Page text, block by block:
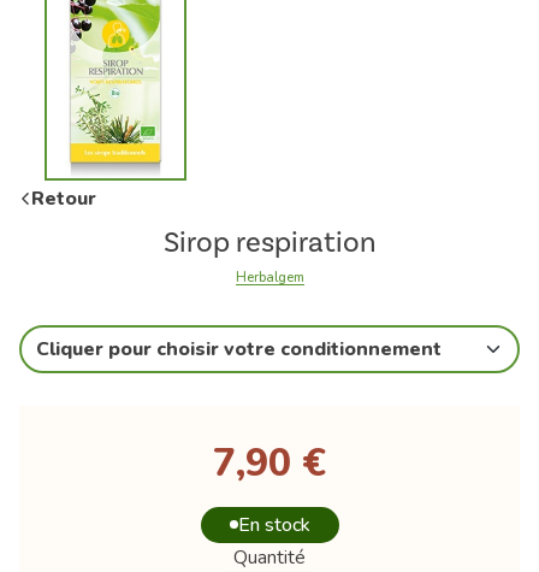
Retour
Sirop respiration
Herbalgem
Cliquer pour choisir votre conditionnement
7,90 €
En stock
Quantité